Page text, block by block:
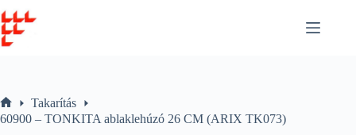
to
content
Home
Takarítás
60900 – TONKITA ablaklehúzó 26 CM (ARIX TK073)